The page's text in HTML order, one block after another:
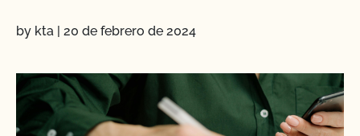
by kta | 20 de febrero de 2024